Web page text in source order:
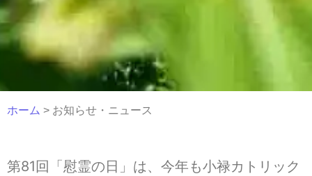
ホーム > お知らせ・ニュース
第81回「慰霊の日」は、今年も小禄カトリック